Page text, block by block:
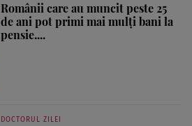
Românii care au muncit peste 25
de ani pot primi mai mulți bani la
pensie....
DOCTORUL ZILEI